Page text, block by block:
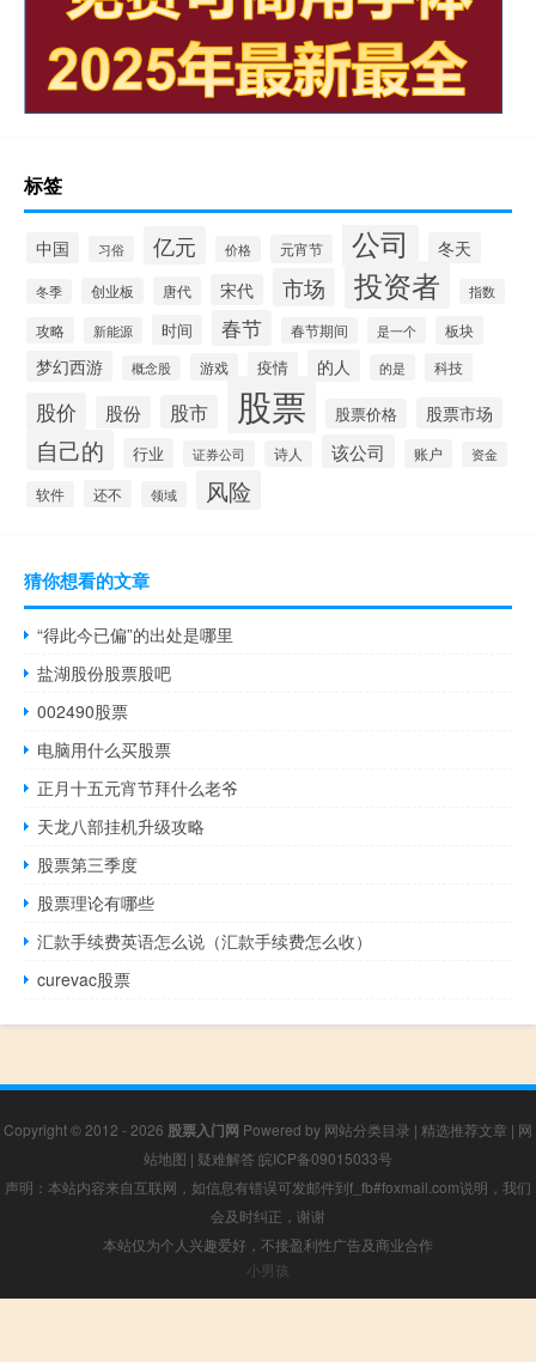
标签
中国 习俗 亿元 价格 元宵节 公司 冬天
冬季 创业板 唐代 宋代 市场 投资者 指数
攻略 新能源 时间 春节 春节期间 是一个 板块
梦幻西游 概念股 游戏 疫情 的人 的是 科技
股价 股份 股市 股票 股票价格 股票市场
自己的 行业 证券公司 诗人 该公司 账户 资金
软件 还不 领域 风险
猜你想看的文章
“得此今已偏”的出处是哪里
盐湖股份股票股吧
002490股票
电脑用什么买股票
正月十五元宵节拜什么老爷
天龙八部挂机升级攻略
股票第三季度
股票理论有哪些
汇款手续费英语怎么说（汇款手续费怎么收）
curevac股票
Copyright © 2012 - 2026 股票入门网 Powered by 网站分类目录 | 精选推荐文章 | 网
站地图 | 疑难解答 皖ICP备09015033号
声明：本站内容来自互联网，如信息有错误可发邮件到f_fb#foxmail.com说明，我们
会及时纠正，谢谢
本站仅为个人兴趣爱好，不接盈利性广告及商业合作
小男孩